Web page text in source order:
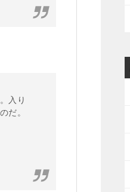
入り
だ。